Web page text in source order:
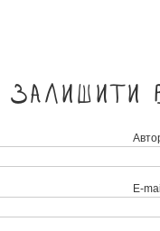
Залишити
E-